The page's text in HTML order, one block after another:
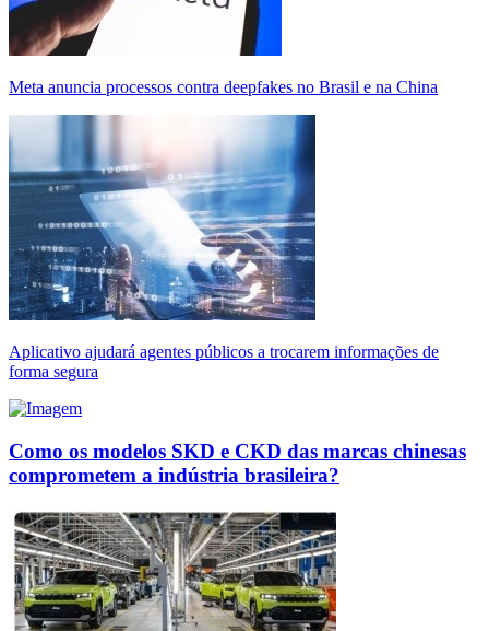
Meta anuncia processos contra deepfakes no Brasil e na China
Aplicativo ajudará agentes públicos a trocarem informações de
forma segura
Como os modelos SKD e CKD das marcas chinesas
comprometem a indústria brasileira?